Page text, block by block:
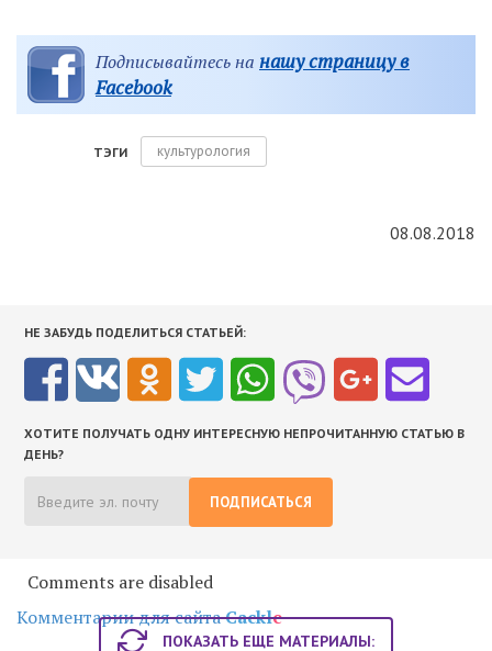
Подписывайтесь на нашу страницу в
Facebook
ТЭГИ культурология
08.08.2018
НЕ ЗАБУДЬ ПОДЕЛИТЬСЯ СТАТЬЕЙ:
ХОТИТЕ ПОЛУЧАТЬ ОДНУ ИНТЕРЕСНУЮ НЕПРОЧИТАННУЮ СТАТЬЮ В
ДЕНЬ?
ПОДПИСАТЬСЯ
Comments are disabled
Комментарии для сайтаCackle
ПОКАЗАТЬ ЕЩЕ МАТЕРИАЛЫ: